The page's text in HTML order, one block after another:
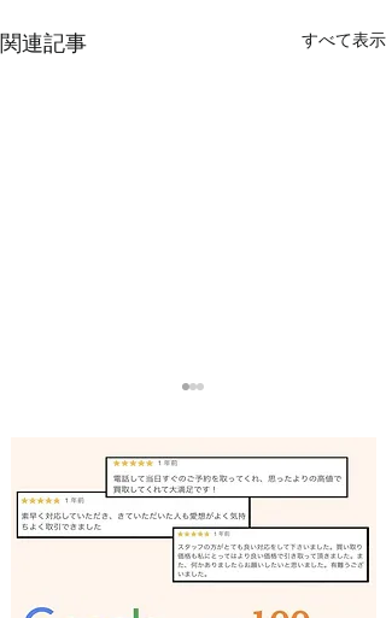
関連記事 すべて表示
ペンダントライト 買取 加